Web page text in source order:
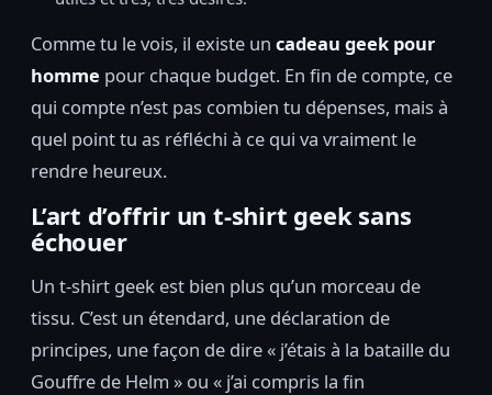
Comme tu le vois, il existe un cadeau geek pour
homme pour chaque budget. En fin de compte, ce
qui compte n’est pas combien tu dépenses, mais à
quel point tu as réfléchi à ce qui va vraiment le
rendre heureux.
L’art d’offrir un t-shirt geek sans
échouer
Un t-shirt geek est bien plus qu’un morceau de
tissu. C’est un étendard, une déclaration de
principes, une façon de dire « j’étais à la bataille du
Gouffre de Helm » ou « j’ai compris la fin